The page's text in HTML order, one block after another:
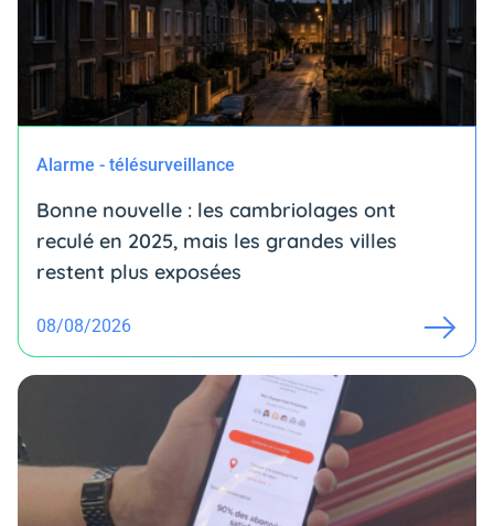
Alarme - télésurveillance
Bonne nouvelle : les cambriolages ont
reculé en 2025, mais les grandes villes
restent plus exposées
08/08/2026